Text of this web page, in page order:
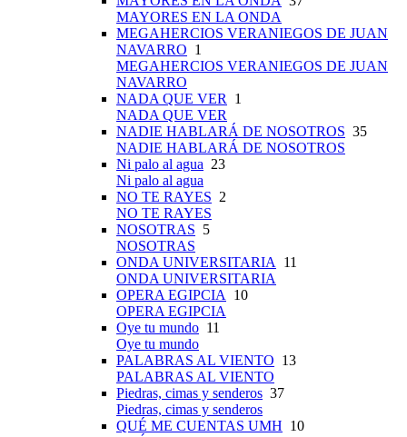
MAYORES EN LA ONDA
MEGAHERCIOS VERANIEGOS DE JUAN
NAVARRO 1
MEGAHERCIOS VERANIEGOS DE JUAN
NAVARRO
NADA QUE VER
1
NADA QUE VER
NADIE HABLARÁ DE NOSOTROS 35
NADIE HABLARÁ DE NOSOTROS
Ni palo al agua 23
Ni palo al agua
NO TE RAYES 2
NO TE RAYES
NOSOTRAS 5
NOSOTRAS
ONDA UNIVERSITARIA
11
ONDA UNIVERSITARIA
OPERA EGIPCIA
10
OPERA EGIPCIA
Oye tu mundo 11
Oye tu mundo
PALABRAS AL VIENTO 13
PALABRAS AL VIENTO
Piedras, cimas y senderos 37
Piedras, cimas y senderos
QUÉ ME CUENTAS UMH 10